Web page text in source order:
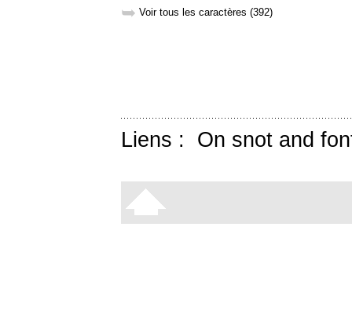
➥ Voir tous les caractères (392)
Liens : On snot and